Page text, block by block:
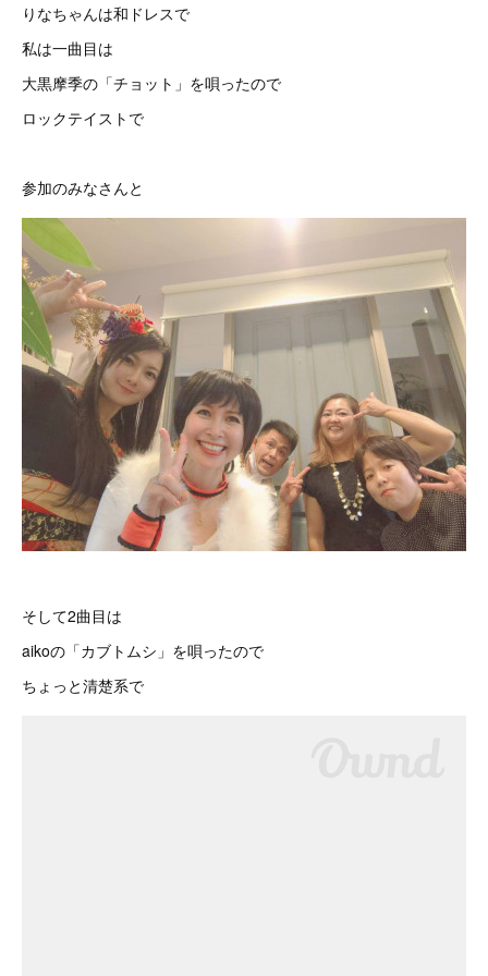
りなちゃんは和ドレスで
私は一曲目は
大黒摩季の「チョット」を唄ったので
ロックテイストで
参加のみなさんと
そして2曲目は
aikoの「カブトムシ」を唄ったので
ちょっと清楚系で